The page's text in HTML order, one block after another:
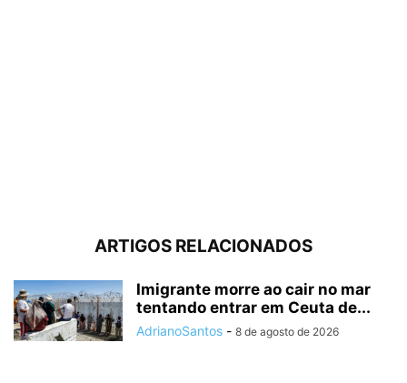
ARTIGOS RELACIONADOS
Imigrante morre ao cair no mar
tentando entrar em Ceuta de...
AdrianoSantos - 8 de agosto de 2026